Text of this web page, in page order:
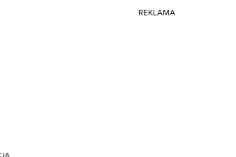
REKLAMA